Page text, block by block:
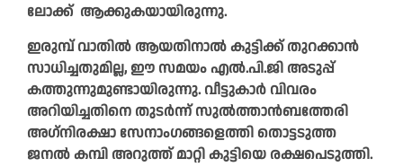
ലോക്ക് ആക്കുകയായിരുന്നു.
ഇരുമ്പ് വാതില്‍ ആയതിനാല്‍ കുട്ടിക്ക് തുറക്കാന്‍
സാധിച്ചതുമില്ല, ഈ സമയം എല്‍.പി.ജി അടുപ്പ്
കത്തുന്നുമുണ്ടായിരുന്നു. വീട്ടുകാര്‍ വിവരം
അറിയിച്ചതിനെ തുടര്‍ന്ന് സുൽത്താൻബത്തേരി
അഗ്‌നിരക്ഷാ സേനാംഗങ്ങളെത്തി തൊട്ടടുത്ത
ജനല്‍ കമ്പി അറുത്ത് മാറ്റി കുട്ടിയെ രക്ഷപെടുത്തി.